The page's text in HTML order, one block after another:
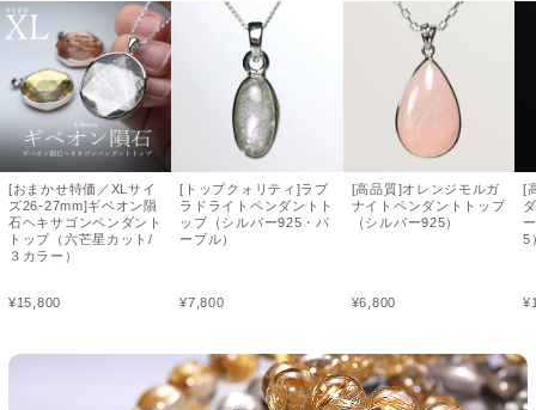
[おまかせ特価／XLサイ
ズ26-27mm]ギベオン隕
石ヘキサゴンペンダント
トップ（六芒星カット/
３カラー）
¥15,800
[トップクォリティ]ラブ
ラドライトペンダントト
ップ（シルバー925・パ
ープル）
¥7,800
[高品質]オレンジモルガ
ナイトペンダントトップ
（シルバー925）
¥6,800
[
5
¥